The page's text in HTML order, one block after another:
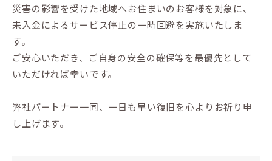
災害の影響を受けた地域へお住まいのお客様を対象に、
未入金によるサービス停止の一時回避を実施いたしま
す。
ご安心いただき、ご自身の安全の確保等を最優先として
いただければ幸いです。
弊社パートナー一同、一日も早い復旧を心よりお祈り申
し上げます。